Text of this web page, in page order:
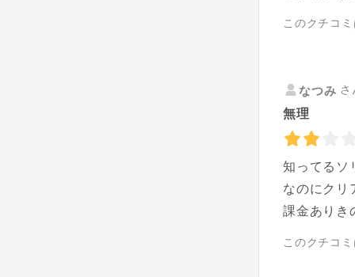
このクチコ
なつみ
無理
知ってるソ
なのにクリ
課金ありき
このクチコ